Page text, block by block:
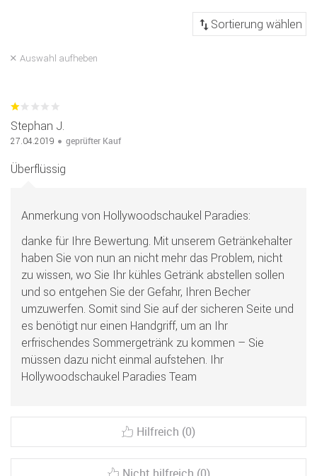
Auswahl aufheben
Stephan J.
27.04.2019 geprüfter Kauf
Überflüssig
Anmerkung von Hollywoodschaukel Paradies:
danke für Ihre Bewertung. Mit unserem Getränkehalter
haben Sie von nun an nicht mehr das Problem, nicht
zu wissen, wo Sie Ihr kühles Getränk abstellen sollen
und so entgehen Sie der Gefahr, Ihren Becher
umzuwerfen. Somit sind Sie auf der sicheren Seite und
es benötigt nur einen Handgriff, um an Ihr
erfrischendes Sommergetränk zu kommen – Sie
müssen dazu nicht einmal aufstehen. Ihr
Hollywoodschaukel Paradies Team
Hilfreich (0)